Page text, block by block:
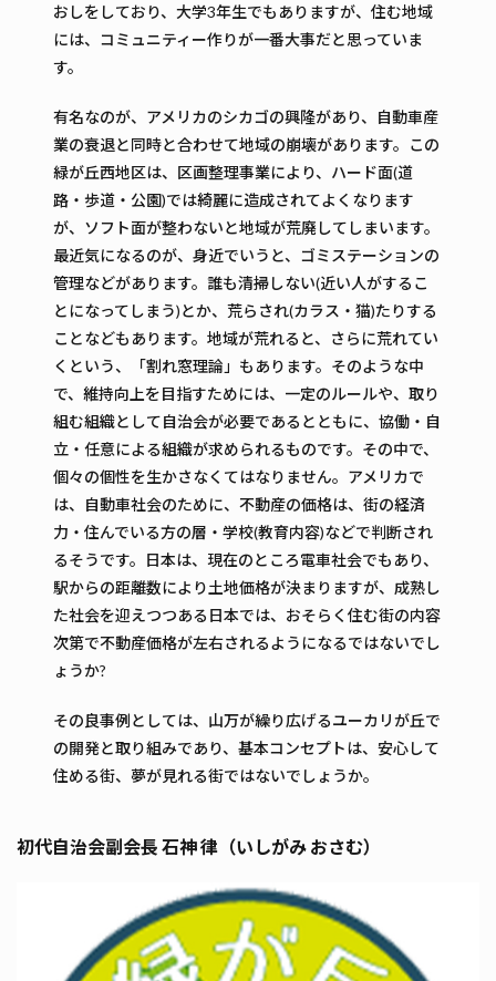
おしをしており、大学3年生でもありますが、住む地域
には、コミュニティー作りが一番大事だと思っていま
す。
有名なのが、アメリカのシカゴの興隆があり、自動車産
業の衰退と同時と合わせて地域の崩壊があります。この
緑が丘西地区は、区画整理事業により、ハード面(道
路・歩道・公園)では綺麗に造成されてよくなります
が、ソフト面が整わないと地域が荒廃してしまいます。
最近気になるのが、身近でいうと、ゴミステーションの
管理などがあります。誰も清掃しない(近い人がするこ
とになってしまう)とか、荒らされ(カラス・猫)たりする
ことなどもあります。地域が荒れると、さらに荒れてい
くという、「割れ窓理論」もあります。そのような中
で、維持向上を目指すためには、一定のルールや、取り
組む組織として自治会が必要であるとともに、協働・自
立・任意による組織が求められるものです。その中で、
個々の個性を生かさなくてはなりません。アメリカで
は、自動車社会のために、不動産の価格は、街の経済
力・住んでいる方の層・学校(教育内容)などで判断され
るそうです。日本は、現在のところ電車社会でもあり、
駅からの距離数により土地価格が決まりますが、成熟し
た社会を迎えつつある日本では、おそらく住む街の内容
次第で不動産価格が左右されるようになるではないでし
ょうか?
その良事例としては、山万が繰り広げるユーカリが丘で
の開発と取り組みであり、基本コンセプトは、安心して
住める街、夢が見れる街ではないでしょうか。
初代自治会副会長 石神 律（いしがみ おさむ）